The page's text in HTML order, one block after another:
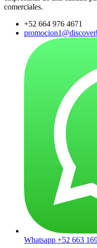
comerciales.
+52 664 976 4671
Whatsapp +52 663